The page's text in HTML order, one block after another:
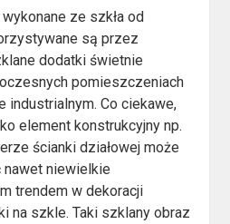
ze szkła od
są przez
dodatki świetnie
pomieszczeniach
industrialnym. Co ciekawe,
element konstrukcyjny np.
ścianki działowej może
niewielkie
trendem w dekoracji
na szkle. Taki szklany obraz